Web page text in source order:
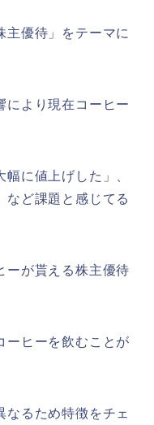
主優待」をテーマに
により現在コーヒー
幅に値上げした」、
など課題と感じてる
ーが貰える株主優待
ーヒーを飲むことが
なるため特徴をチェ